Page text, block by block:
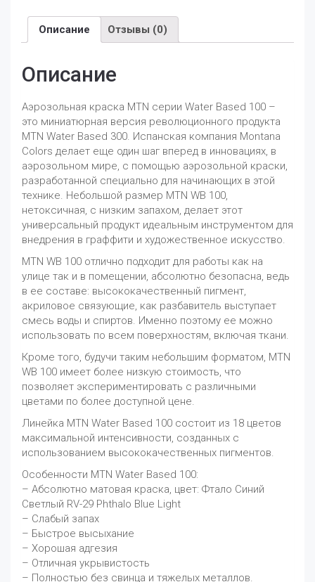
Описание Отзывы (0)
Описание
Аэрозольная краска MTN серии Water Based 100 –
это миниатюрная версия революционного продукта
MTN Water Based 300. Испанская компания Montana
Colors делает еще один шаг вперед в инновациях, в
аэрозольном мире, с помощью аэрозольной краски,
разработанной специально для начинающих в этой
технике. Небольшой размер MTN WB 100,
нетоксичная, с низким запахом, делает этот
универсальный продукт идеальным инструментом для
внедрения в граффити и художественное искусство.
MTN WB 100 отлично подходит для работы как на
улице так и в помещении, абсолютно безопасна, ведь
в ее составе: высококачественный пигмент,
акриловое связующие, как разбавитель выступает
смесь воды и спиртов. Именно поэтому ее можно
использовать по всем поверхностям, включая ткани.
Кроме того, будучи таким небольшим форматом, MTN
WB 100 имеет более низкую стоимость, что
позволяет экспериментировать с различными
цветами по более доступной цене.
Линейка MTN Water Based 100 состоит из 18 цветов
максимальной интенсивности, созданных с
использованием высококачественных пигментов.
Особенности MTN Water Based 100:
– Абсолютно матовая краска, цвет: Фтало Синий
Светлый RV-29 Phthalo Blue Light
– Слабый запах
– Быстрое высыхание
– Хорошая адгезия
– Отличная укрывистость
– Полностью без свинца и тяжелых металлов.